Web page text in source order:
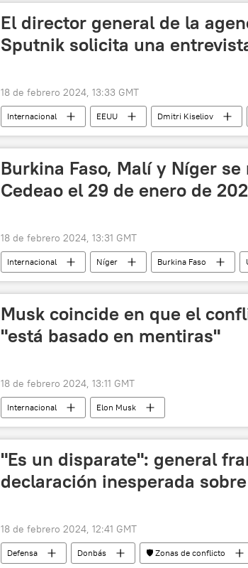
El director general de la
Sputnik solicita una
18 de febrero 2024, 13:33 GMT
Internacional EEUU Dmitri Kiseliov
Entrevista de Vladímir Putin a Tucker Carlson (2024)
Burkina Faso, Malí y Níger
Cedeao el 29 de enero de
18 de febrero 2024, 13:31 GMT
Internacional Níger Burkina Faso
Comunidad Económica de Estados de África Occidental
Musk coincide en que el
"está basado en mentiras"
18 de febrero 2024, 13:11 GMT
Internacional
Elon Musk
📰 Operación rusa de desmilitarización y desnazificación de
"Es un disparate": general
declaración inesperada
18 de febrero 2024, 12:41 GMT
Defensa Donbás 🛡️ Zonas de conflicto